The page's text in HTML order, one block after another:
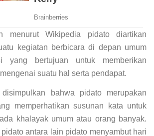
menurut Wikipedia pidato diartikan
kegiatan berbicara di depan umum
yang bertujuan untuk memberikan
suatu hal serta pendapat.
bahwa pidato merupakan
memperhatikan susunan kata untuk
khalayak umum atau orang banyak.
antara lain pidato menyambut hari